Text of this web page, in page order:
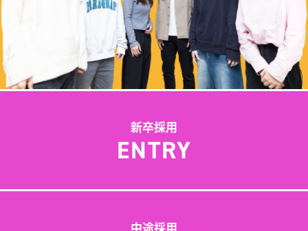
新卒採用
ENTRY
中途採用